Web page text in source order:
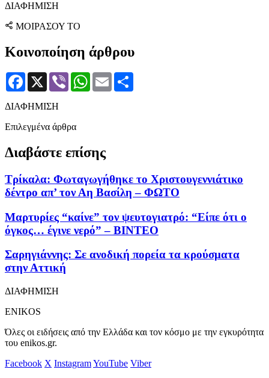
ΔΙΑΦΗΜΙΣΗ
ΜΟΙΡΑΣΟΥ ΤΟ
Κοινοποίηση άρθρου
Facebook
X Viber WhatsApp
Email
ΔΙΑΦΗΜΙΣΗ
Επιλεγμένα άρθρα
Διαβάστε επίσης
Τρίκαλα: Φωταγωγήθηκε το Χριστουγεννιάτικο
δέντρο απ’ τον Αη Βασίλη – ΦΩΤΟ
Μαρτυρίες “καίνε” τον ψευτογιατρό: “Είπε ότι ο
όγκος… έγινε νερό” – ΒΙΝΤΕΟ
Σαρηγιάννης: Σε ανοδική πορεία τα κρούσματα
στην Αττική
ΔΙΑΦΗΜΙΣΗ
ENIKOS
Όλες οι ειδήσεις από την Ελλάδα και τον κόσμο με την εγκυρότητα
του enikos.gr.
Facebook X InstagramYouTube Viber